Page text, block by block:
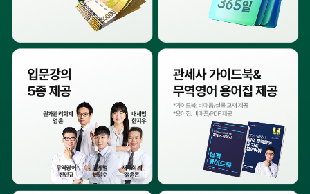
원가관리회계
엄윤
내세법
한지우
무역영어
진민규
관세법
변달수
재무회계
정윤돈